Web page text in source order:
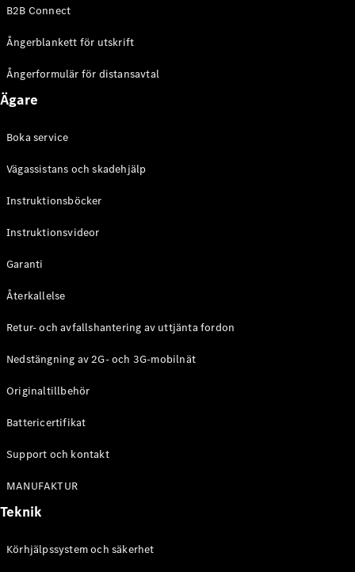
CLE Coupé
AMG GT
Mercedes-
Mercedes-
AMG GT
Coupé
Elektrisk
Konfigurator
Store
Cabriolet / Roadster
Cabriolet /
Mercedes-
B2B Connect
Ångerblankett för utskrift
Ångerformulär för distansavtal
Ägare
Boka service
Vägassistans och skadehjälp
Instruktionsböcker
Instruktionsvideor
Garanti
Återkallelse
Retur- och avfallshantering av uttjänta fordon
Nedstängning av 2G- och 3G-mobilnät
Originaltillbehör
Battericertifikat
Support och kontakt
MANUFAKTUR
Teknik
Körhjälpssystem och säkerhet